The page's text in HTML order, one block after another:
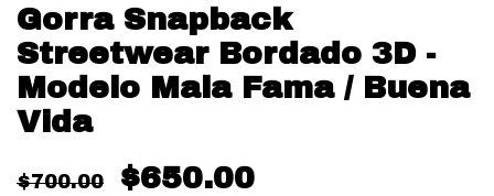
Gorra Snapback
Streetwear Bordado 3D -
Modelo Mala Fama / Buena
Vida
$700.00 $650.00